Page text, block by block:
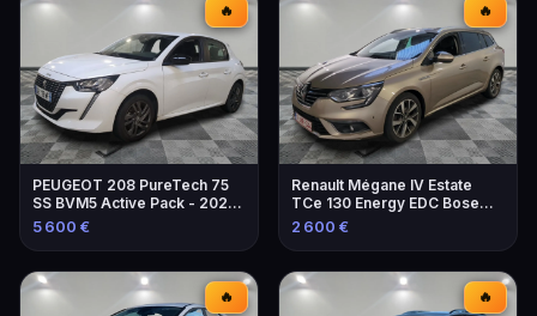
🔥
PEUGEOT 208 PureTech 75
SS BVM5 Active Pack - 2021 -
Excellente occasion
5 600 €
🔥
Renault Mégane IV Estate
TCe 130 Energy EDC Bose
Edition - 2016
2 600 €
🔥 🔥